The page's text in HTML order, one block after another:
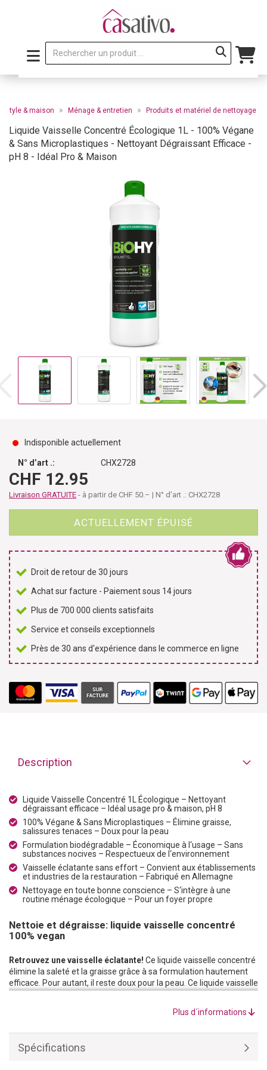
& maison » Ménage & entretien » Produits et matériel de nettoyage
Liquide Vaisselle Concentré Écologique 1L - 100% Végane
& Sans Microplastiques - Nettoyant Dégraissant Efficace -
pH 8 - Idéal Pro & Maison
Indisponible actuellement
N° d’art .: CHX2728
CHF 12.95
Livraison GRATUITE - à partir de CHF 50.– | N° d’art .: CHX2728
ACTUELLEMENT ÉPUISÉ
Droit de retour de 30 jours
Achat sur facture - Paiement sous 14 jours
Plus de 700 000 clients satisfaits
Service et conseils exceptionnels
Près de 30 ans d'expérience dans le commerce en ligne
Description
Liquide Vaisselle Concentré 1L Écologique – Nettoyant
dégraissant efficace – Idéal usage pro & maison, pH 8
100% Végane & Sans Microplastiques – Élimine graisse,
salissures tenaces – Doux pour la peau
Formulation biodégradable – Économique à l‘usage – Sans
substances nocives – Respectueux de l‘environnement
Vaisselle éclatante sans effort – Convient aux établissements
et industries de la restauration – Fabriqué en Allemagne
Nettoyage en toute bonne conscience – S‘intègre à une
routine ménage écologique – Pour un foyer propre
Nettoie et dégraisse: liquide vaisselle concentré
100% vegan
Retrouvez une vaisselle éclatante! Ce liquide vaisselle concentré
élimine la saleté et la graisse grâce à sa formulation hautement
efficace. Pour autant, il reste doux pour la peau. Ce liquide vaisselle
économique à l’usage, 100% végane et ne contient aucun
microplastique. Formulé à base de tensioactifs entièrement
Plus d´informations
Spécifications